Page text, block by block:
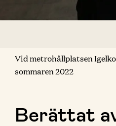
Vid metrohållplatsen
sommaren 2022
Berättat